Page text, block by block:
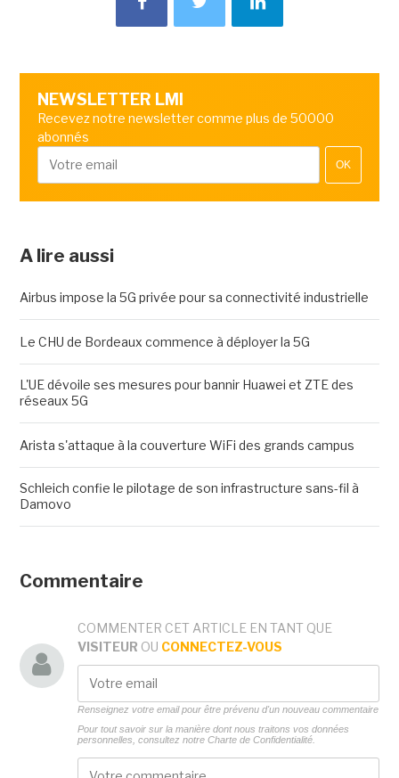
NEWSLETTER LMI
Recevez notre newsletter comme plus de 50000
abonnés
OK
A lire aussi
Airbus impose la 5G privée pour sa connectivité industrielle
Le CHU de Bordeaux commence à déployer la 5G
L'UE dévoile ses mesures pour bannir Huawei et ZTE des
réseaux 5G
Arista s'attaque à la couverture WiFi des grands campus
Schleich confie le pilotage de son infrastructure sans-fil à
Damovo
Commentaire
COMMENTER CET ARTICLE EN TANT QUE
VISITEUR OU CONNECTEZ-VOUS
Renseignez votre email pour être prévenu d'un nouveau commentaire
Pour tout savoir sur la manière dont nous traitons vos données
personnelles, consultez notre Charte de Confidentialité.